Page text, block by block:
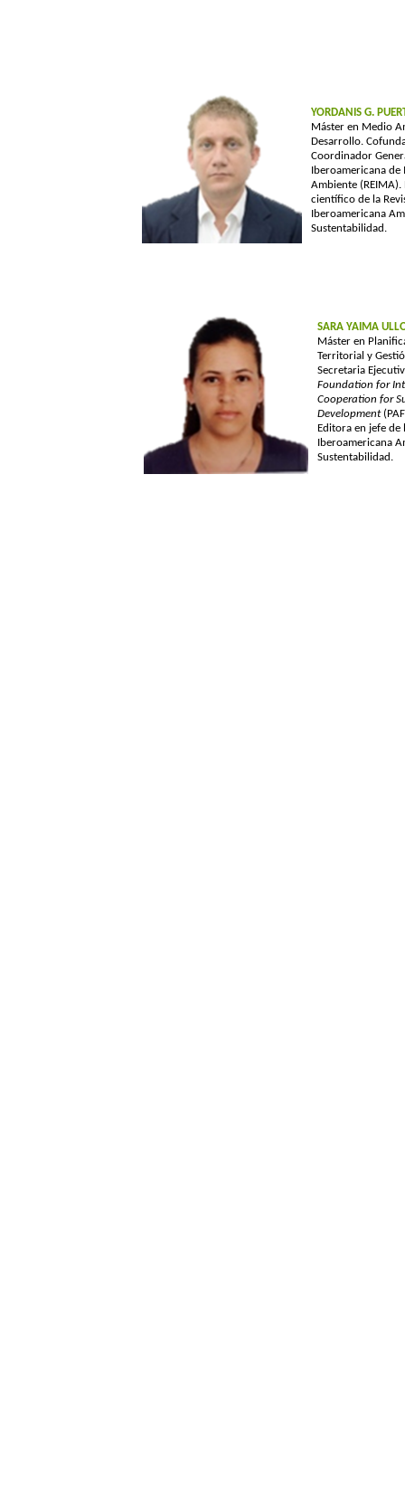
YORDANIS G.
Máster en Medio
Desarrollo.
Coordinador
Iberoamericana de
Ambiente (REIMA).
científico de la
Iberoamericana
Sustentabilidad.
SARA YAIMA
Máster en
Territorial y
Secretaria
Foundation for
Cooperation for
Development
Editora en jefe de
Iberoamericana
Sustentabilidad.